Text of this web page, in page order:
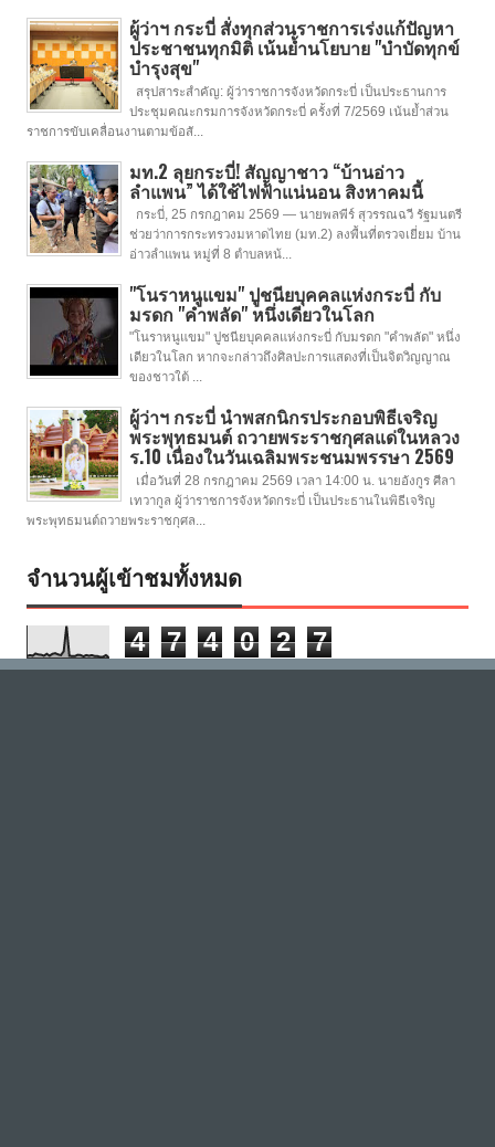
ผู้ว่าฯ กระบี่ สั่งทุกส่วนราชการเร่งแก้ปัญหา
ประชาชนทุกมิติ เน้นย้ำนโยบาย "บำบัดทุกข์
บำรุงสุข"
สรุปสาระสำคัญ: ผู้ว่าราชการจังหวัดกระบี่ เป็นประธานการ
ประชุมคณะกรมการจังหวัดกระบี่ ครั้งที่ 7/2569 เน้นย้ำส่วน
ราชการขับเคลื่อนงานตามข้อสั...
มท.2 ลุยกระบี่! สัญญาชาว “บ้านอ่าว
ลำแพน” ได้ใช้ไฟฟ้าแน่นอน สิงหาคมนี้
กระบี่, 25 กรกฎาคม 2569 — นายพลพีร์ สุวรรณฉวี รัฐมนตรี
ช่วยว่าการกระทรวงมหาดไทย (มท.2) ลงพื้นที่ตรวจเยี่ยม บ้าน
อ่าวลำแพน หมู่ที่ 8 ตำบลหน้...
"โนราหนูแขม" ปูชนียบุคคลแห่งกระบี่ กับ
มรดก "คำพลัด" หนึ่งเดียวในโลก
"โนราหนูแขม" ปูชนียบุคคลแห่งกระบี่ กับมรดก "คำพลัด" หนึ่ง
เดียวในโลก หากจะกล่าวถึงศิลปะการแสดงที่เป็นจิตวิญญาณ
ของชาวใต้ ...
ผู้ว่าฯ กระบี่ นำพสกนิกรประกอบพิธีเจริญ
พระพุทธมนต์ ถวายพระราชกุศลแด่ในหลวง
ร.10 เนื่องในวันเฉลิมพระชนมพรรษา 2569
เมื่อวันที่ 28 กรกฎาคม 2569 เวลา 14:00 น. นายอังกูร ศีลา
เทวากูล ผู้ว่าราชการจังหวัดกระบี่ เป็นประธานในพิธีเจริญ
พระพุทธมนต์ถวายพระราชกุศล...
จำนวนผู้เข้าชมทั้งหมด
4 7 4 0 2 7